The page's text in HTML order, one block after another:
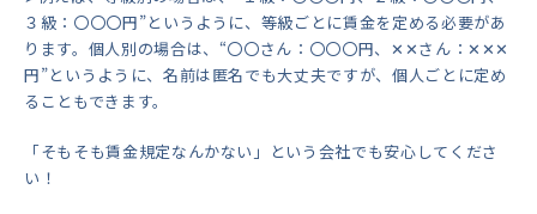
３級：〇〇〇円”というように、等級ごとに賃金を定める必要があ
ります。個人別の場合は、“〇〇さん：〇〇〇円、✕✕さん：✕✕✕
円”というように、名前は匿名でも大丈夫ですが、個人ごとに定め
ることもできます。
「そもそも賃金規定なんかない」という会社でも安心してくださ
い！